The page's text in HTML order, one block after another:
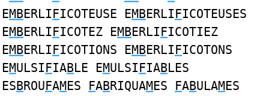
EMBERLIFICOTEUSE EMBERLIFICOTEUSES
EMBERLIFICOTEZ EMBERLIFICOTIEZ
EMBERLIFICOTIONS EMBERLIFICOTONS
EMULSIFIABLE EMULSIFIABLES
ESBROUFAMES FABRIQUAMES FABULAMES